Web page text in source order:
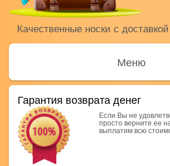
Качественные носки с
Меню
Гарантия возврата денег
Если Вы не
просто верните ее
выплатим всю